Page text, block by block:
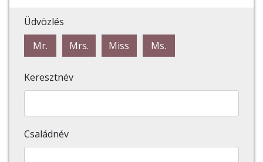
Üdvözlés
Mr.
Mrs. Miss Ms.
Keresztnév
Családnév